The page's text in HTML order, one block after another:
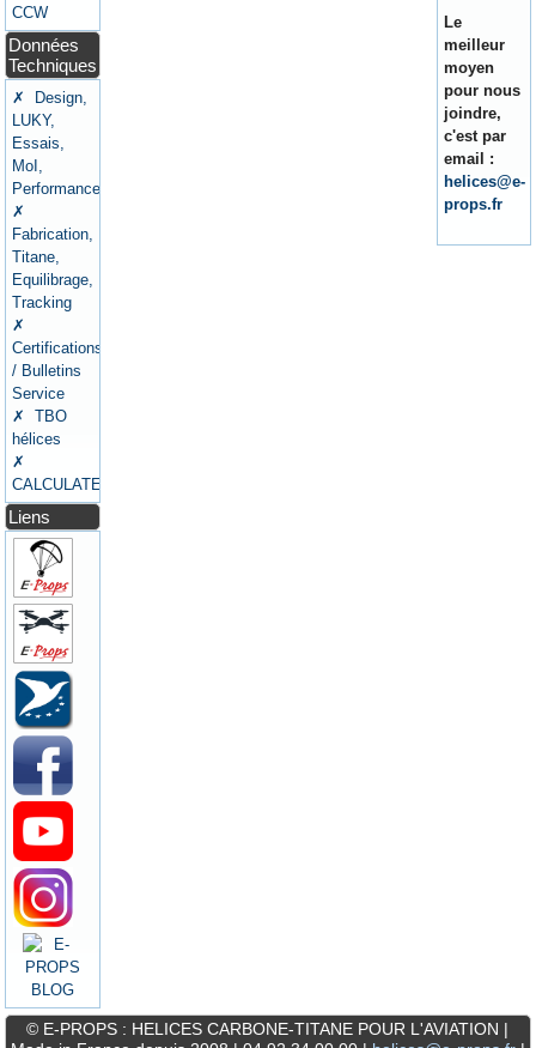
CCW
Données
Techniques
✗ Design,
LUKY,
Essais,
MoI,
Performances
✗
Fabrication,
Titane,
Equilibrage,
Tracking
✗
Certifications
/ Bulletins
Service
✗ TBO
hélices
✗
CALCULATEURS
Liens
Le
meilleur
moyen
pour nous
joindre,
c'est par
email :
helices@e-
props.fr
© E-PROPS : HELICES CARBONE-TITANE POUR L'AVIATION |